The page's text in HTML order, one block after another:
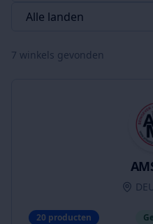
7 winkels gevonden
20 producten